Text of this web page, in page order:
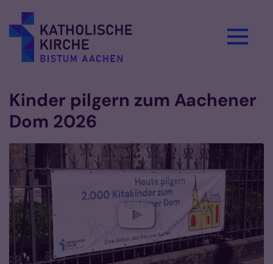
Kinder pilgern zum Aachener
Dom 2026